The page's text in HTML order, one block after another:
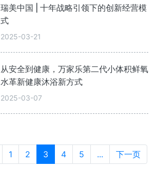
瑞美中国 | 十年战略引领下的创新经营模
式
2025-03-21
从安全到健康，万家乐第二代小体积鲜氧
水革新健康沐浴新方式
2025-03-07
1 2 3 4 5 ... 下一页